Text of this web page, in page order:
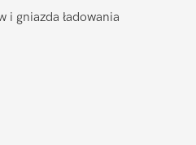
i gniazda ładowania